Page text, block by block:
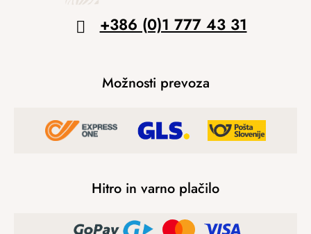
+386 (0)1 777 43 31
Možnosti prevoza
Hitro in varno plačilo